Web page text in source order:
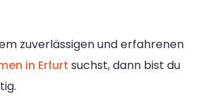
zuverlässigen und erfahrenen
in Erfurt suchst, dann bist du